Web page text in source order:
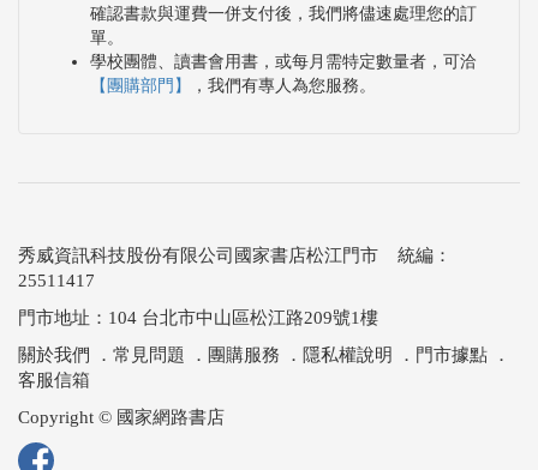
確認書款與運費一併支付後，我們將儘速處理您的訂
單。
學校團體、讀書會用書，或每月需特定數量者，可洽
【團購部門】
，我們有專人為您服務。
秀威資訊科技股份有限公司國家書店松江門市 統編：
25511417
門市地址：104 台北市中山區松江路209號1樓
關於我們
． 常見問題 ． 團購服務 ． 隱私權說明 ． 門市據點 ．
客服信箱
Copyright © 國家網路書店